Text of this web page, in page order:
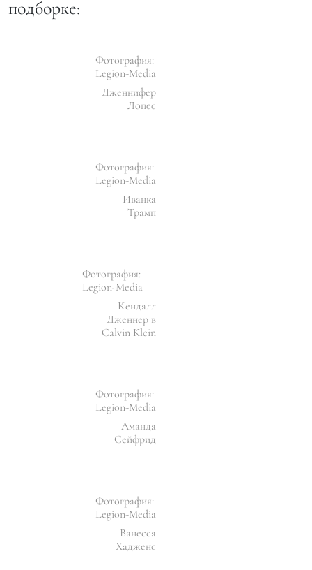
подборке:
Фотография:
Legion-Media
Дженнифер
Лопес
Фотография:
Legion-Media
Иванка
Трамп
Фотография:
Legion-Media
Кендалл
Дженнер в
Calvin Klein
Фотография:
Legion-Media
Аманда
Сейфрид
Фотография:
Legion-Media
Ванесса
Хадженс